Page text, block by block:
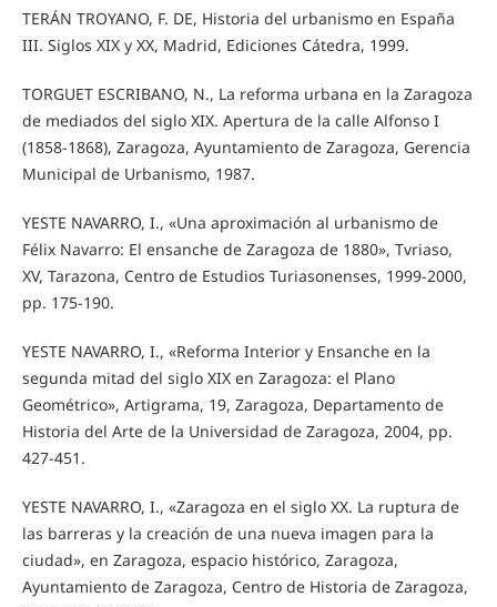
TERÁN TROYANO, F. DE, Historia del urbanismo en España
III. Siglos XIX y XX, Madrid, Ediciones Cátedra, 1999.
TORGUET ESCRIBANO, N., La reforma urbana en la Zaragoza
de mediados del siglo XIX. Apertura de la calle Alfonso I
(1858-1868), Zaragoza, Ayuntamiento de Zaragoza, Gerencia
Municipal de Urbanismo, 1987.
YESTE NAVARRO, I., «Una aproximación al urbanismo de
Félix Navarro: El ensanche de Zaragoza de 1880», Tvriaso,
XV, Tarazona, Centro de Estudios Turiasonenses, 1999-2000,
pp. 175-190.
YESTE NAVARRO, I., «Reforma Interior y Ensanche en la
segunda mitad del siglo XIX en Zaragoza: el Plano
Geométrico», Artigrama, 19, Zaragoza, Departamento de
Historia del Arte de la Universidad de Zaragoza, 2004, pp.
427-451.
YESTE NAVARRO, I., «Zaragoza en el siglo XX. La ruptura de
las barreras y la creación de una nueva imagen para la
ciudad», en Zaragoza, espacio histórico, Zaragoza,
Ayuntamiento de Zaragoza, Centro de Historia de Zaragoza,